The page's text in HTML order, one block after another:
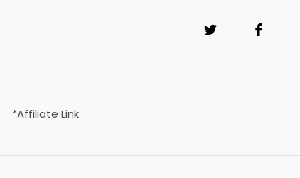
*Affiliate Link